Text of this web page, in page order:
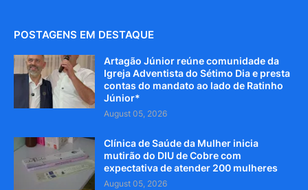
POSTAGENS EM DESTAQUE
Artagão Júnior reúne comunidade da
Igreja Adventista do Sétimo Dia e presta
contas do mandato ao lado de Ratinho
Júnior*
August 05, 2026
Clínica de Saúde da Mulher inicia
mutirão do DIU de Cobre com
expectativa de atender 200 mulheres
August 05, 2026